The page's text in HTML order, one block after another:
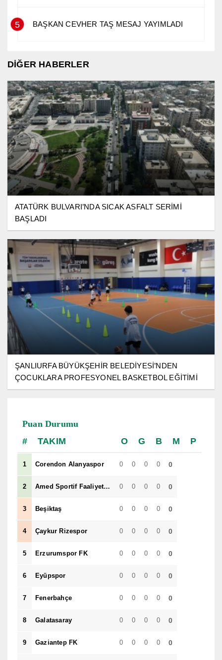
5 BAŞKAN CEVHER TAŞ MESAJ YAYIMLADI
DİĞER HABERLER
ATATÜRK BULVARI’NDA SICAK ASFALT SERİMİ
BAŞLADI
ŞANLIURFA BÜYÜKŞEHİR BELEDİYESİ’NDEN
ÇOCUKLARA PROFESYONEL BASKETBOL EĞİTİMİ
Puan Durumu
TAKIM
O G B M P
1 Corendon Alanyaspor 0 0 0 0 0
2 Amed Sportif Faaliyetler 0 0 0 0 0
3 Beşiktaş 0 0 0 0 0
4 Çaykur Rizespor 0 0 0 0 0
5 Erzurumspor FK 0 0 0 0 0
6 Eyüpspor 0 0 0 0 0
7 Fenerbahçe 0 0 0 0 0
8 Galatasaray 0 0 0 0 0
9 Gaziantep FK 0 0 0 0 0